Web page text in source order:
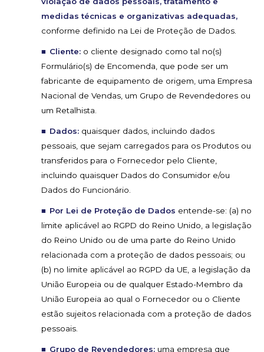
medidas técnicas e organizativas adequadas,
conforme definido na Lei de Proteção de Dados.
Cliente: o cliente designado como tal no(s)
Formulário(s) de Encomenda, que pode ser um
fabricante de equipamento de origem, uma Empresa
Nacional de Vendas, um Grupo de Revendedores ou
um Retalhista.
Dados: quaisquer dados, incluindo dados
pessoais, que sejam carregados para os Produtos ou
transferidos para o Fornecedor pelo Cliente,
incluindo quaisquer Dados do Consumidor e/ou
Dados do Funcionário.
Por Lei de Proteção de Dados entende-se: (a) no
limite aplicável ao RGPD do Reino Unido, a legislação
do Reino Unido ou de uma parte do Reino Unido
relacionada com a proteção de dados pessoais; ou
(b) no limite aplicável ao RGPD da UE, a legislação da
União Europeia ou de qualquer Estado-Membro da
União Europeia ao qual o Fornecedor ou o Cliente
estão sujeitos relacionada com a proteção de dados
pessoais.
Grupo de Revendedores: uma empresa que